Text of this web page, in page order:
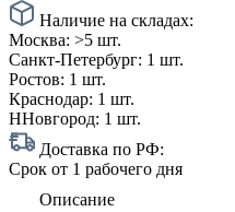
Наличие на складах:
Москва: >5 шт.
Санкт-Петербург: 1 шт.
Ростов: 1 шт.
Краснодар: 1 шт.
ННовгород: 1 шт.
Доставка по РФ:
Срок от 1 рабочего дня
Описание